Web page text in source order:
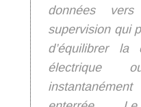
données
supervision qui
d’équilibrer la
électrique